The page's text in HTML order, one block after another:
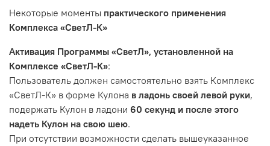
Некоторые моменты практического применения
Комплекса «СветЛ-К»
Активация Программы «СветЛ», установленной на
Комплексе «СветЛ-К»:
Пользователь должен самостоятельно взять Комплекс
«СветЛ-К» в форме Кулона в ладонь своей левой руки,
подержать Кулон в ладони 60 секунд и после этого
надеть Кулон на свою шею.
При отсутствии возможности сделать вышеуказанное